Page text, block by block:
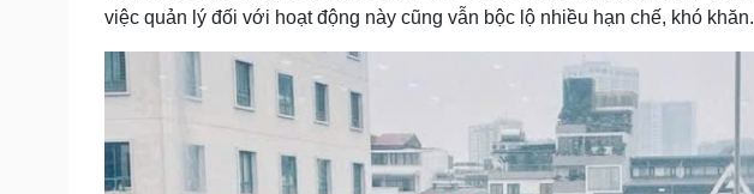
việc quản lý đối với hoạt động này cũng vẫn bộc lộ nhiều hạn chế, khó khăn.